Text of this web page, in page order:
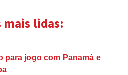
mais lidas:
para jogo com Panamá e